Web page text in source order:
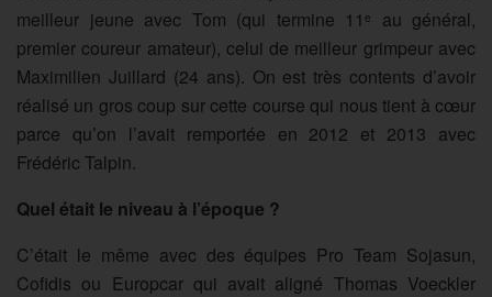
meilleur jeune avec Tom (qui termine 11 e
au général,
premier coureur amateur), celui de meilleur grimpeur avec
Maximilien Juillard (24 ans). On est très contents d’avoir
réalisé un gros coup sur cette course qui nous tient à cœur
parce qu’on l’avait remportée en 2012 et 2013 avec
Frédéric Talpin.
Quel était le niveau à l’époque ?
C’était le même avec des équipes Pro Team Sojasun,
Cofidis ou Europcar qui avait aligné Thomas Voeckler